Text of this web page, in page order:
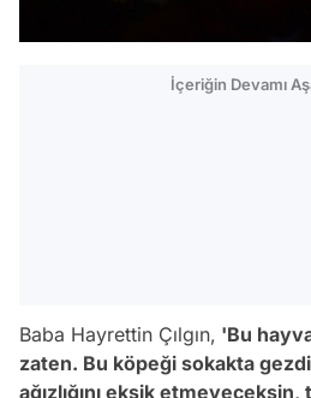
İçeriğin Devamı
Baba Hayrettin Çılgın, 'Bu
zaten. Bu köpeği sokakta
ağızlığını eksik